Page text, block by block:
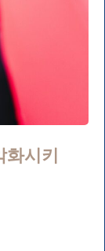
화시키